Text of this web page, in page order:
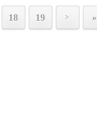
18 19 > »